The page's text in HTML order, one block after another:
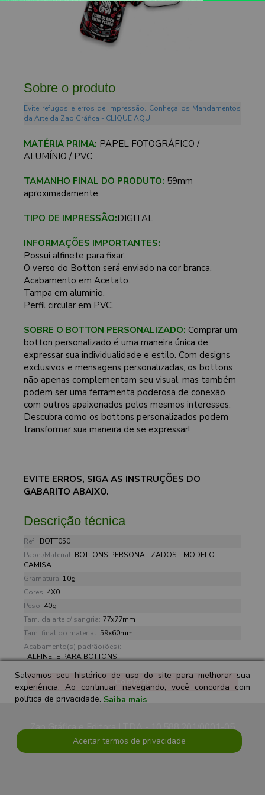
Sobre o produto
Evite refugos e erros de impressão. Conheça os Mandamentos
da Arte da Zap Gráfica - CLIQUE AQUI!
MATÉRIA PRIMA: PAPEL FOTOGRÁFICO /
ALUMÍNIO / PVC
TAMANHO FINAL DO PRODUTO: 59mm
aproximadamente.
TIPO DE IMPRESSÃO:DIGITAL
INFORMAÇÕES IMPORTANTES:
Possui alfinete para fixar.
O verso do Botton será enviado na cor branca.
Acabamento em Acetato.
Tampa em alumínio.
Perfil circular em PVC.
SOBRE O BOTTON PERSONALIZADO: Comprar um
botton personalizado é uma maneira única de
expressar sua individualidade e estilo. Com designs
exclusivos e mensagens personalizadas, os bottons
não apenas complementam seu visual, mas também
podem ser uma ferramenta poderosa de conexão
com outros apaixonados pelos mesmos interesses.
Descubra como os bottons personalizados podem
transformar sua maneira de se expressar!
EVITE ERROS, SIGA AS INSTRUÇÕES DO
GABARITO ABAIXO.
Descrição técnica
Ref.: BOTT050
Papel/Material: BOTTONS PERSONALIZADOS - MODELO
CAMISA
Gramatura: 10g
Cores: 4X0
Peso: 40g
Tam. da arte c/ sangria: 77x77mm
Tam. final do material: 59x60mm
Acabamento(s) padrão(ões):
ALFINETE PARA BOTTONS
Comprar
Zap Gráfica e Editora LTDA - 10.588.201/0001-05
Salvamos seu histórico de uso do site para melhorar sua
experiência. Ao continuar navegando, você concorda com
política de privacidade. Saiba mais
Aceitar termos de privacidade